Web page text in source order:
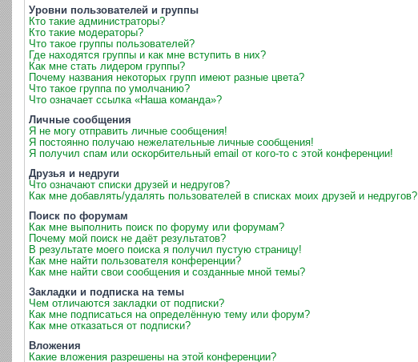
Уровни пользователей и группы
Кто такие администраторы?
Кто такие модераторы?
Что такое группы пользователей?
Где находятся группы и как мне вступить в них?
Как мне стать лидером группы?
Почему названия некоторых групп имеют разные цвета?
Что такое группа по умолчанию?
Что означает ссылка «Наша команда»?
Личные сообщения
Я не могу отправить личные сообщения!
Я постоянно получаю нежелательные личные сообщения!
Я получил спам или оскорбительный email от кого-то с этой конференции!
Друзья и недруги
Что означают списки друзей и недругов?
Как мне добавлять/удалять пользователей в списках моих друзей и недругов?
Поиск по форумам
Как мне выполнить поиск по форуму или форумам?
Почему мой поиск не даёт результатов?
В результате моего поиска я получил пустую страницу!
Как мне найти пользователя конференции?
Как мне найти свои сообщения и созданные мной темы?
Закладки и подписка на темы
Чем отличаются закладки от подписки?
Как мне подписаться на определённую тему или форум?
Как мне отказаться от подписки?
Вложения
Какие вложения разрешены на этой конференции?